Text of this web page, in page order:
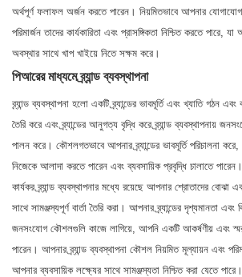
অর্থপূর্ণ ফলাফল অর্জন করতে পারেন। নিয়মিতভাবে আপনার যোগাযোগ
পরিমার্জন তাদের কার্যকারিতা এবং প্রাসঙ্গিকতা নিশ্চিত করতে পারে, যা
অবস্থার সাথে খাপ খাইয়ে নিতে সক্ষম করে।
পিআরের মাধ্যমে ব্র্যান্ড ব্যবস্থাপনা
ব্র্যান্ড ব্যবস্থাপনা হলো একটি ব্র্যান্ডের ভাবমূর্তি এবং খ্যাতি গঠন
তৈরি করে এবং ব্র্যান্ডের আনুগত্য বৃদ্ধি করে ব্র্যান্ড ব্যবস্থাপনায়
পালন করে। কৌশলগতভাবে আপনার ব্র্যান্ডের ভাবমূর্তি পরিচালনা
নিজেকে আলাদা করতে পারেন এবং ব্যবসায়িক প্রবৃদ্ধি চালাতে পারেন।
কার্যকর ব্র্যান্ড ব্যবস্থাপনার মধ্যে রয়েছে আপনার শ্রোতাদের বোঝা
সাথে সামঞ্জস্যপূর্ণ বার্তা তৈরি করা। আপনার ব্র্যান্ডের দৃশ্যমানতা
জনসংযোগ কৌশলগুলি কাজে লাগিয়ে, আপনি একটি আকর্ষণীয় এবং
পারেন। আপনার ব্র্যান্ড ব্যবস্থাপনা কৌশল নিয়মিত মূল্যায়ন এবং
আপনার ব্যবসায়িক লক্ষ্যের সাথে সামঞ্জস্যতা নিশ্চিত করা যেতে পারে।